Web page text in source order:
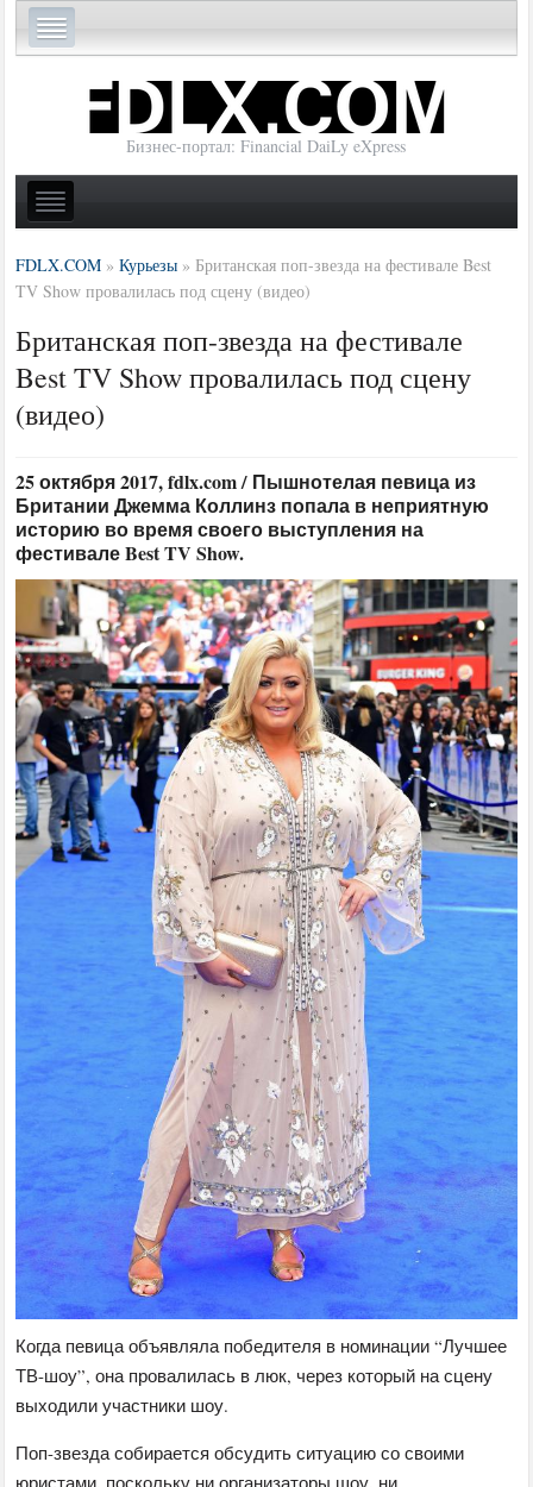
Бизнес-портал: Financial DaiLy eXpress
FDLX.COM »Курьезы » Британская поп-звезда на фестивале Best
TV Show провалилась под сцену (видео)
Британская поп-звезда на фестивале
Best TV Show провалилась под сцену
(видео)
25 октября 2017, fdlx.com / Пышнотелая певица из
Британии Джемма Коллинз попала в неприятную
историю во время своего выступления на
фестивале Best TV Show.
Когда певица объявляла победителя в номинации “Лучшее
ТВ-шоу”, она провалилась в люк, через который на сцену
выходили участники шоу.
Поп-звезда собирается обсудить ситуацию со своими
юристами, поскольку ни организаторы шоу, ни